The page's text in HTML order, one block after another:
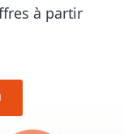
à partir